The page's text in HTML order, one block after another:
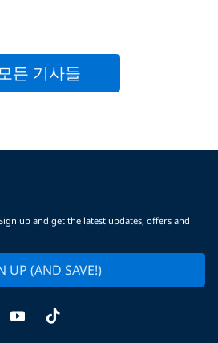
든 기사들
up and get the latest updates, offers and
UP (AND SAVE!)